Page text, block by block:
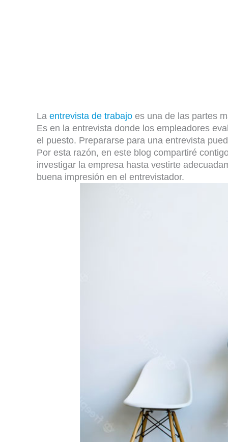
La entrevista de trabajo es una de las partes
Es en la entrevista donde los empleadores
el puesto. Prepararse para una entrevista
Por esta razón, en este blog compartiré
investigar la empresa hasta vestirte
buena impresión en el entrevistador.